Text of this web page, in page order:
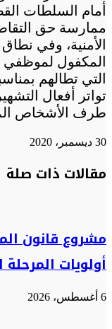
أمام السلطات
ممارسة حق
الأمنية، وفي
المكفول لموظفي
التي تطالهم
تواتر أفعال
طرف الأشخاص
30 ديسمبر، 2020
عبر
البريد
مقالات ذات صلة
أولويات المرحلة
6 أغسطس، 2026